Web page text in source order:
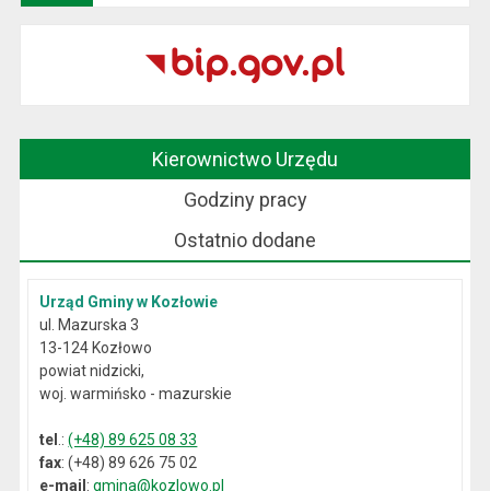
Kierownictwo Urzędu
Godziny pracy
Ostatnio dodane
Urząd Gminy w Kozłowie
ul. Mazurska 3
13-124 Kozłowo
powiat nidzicki,
woj. warmińsko - mazurskie
tel .:(+48) 89 625 08 33
fax: (+48) 89 626 75 02
e-mail:gmina@kozlowo.pl